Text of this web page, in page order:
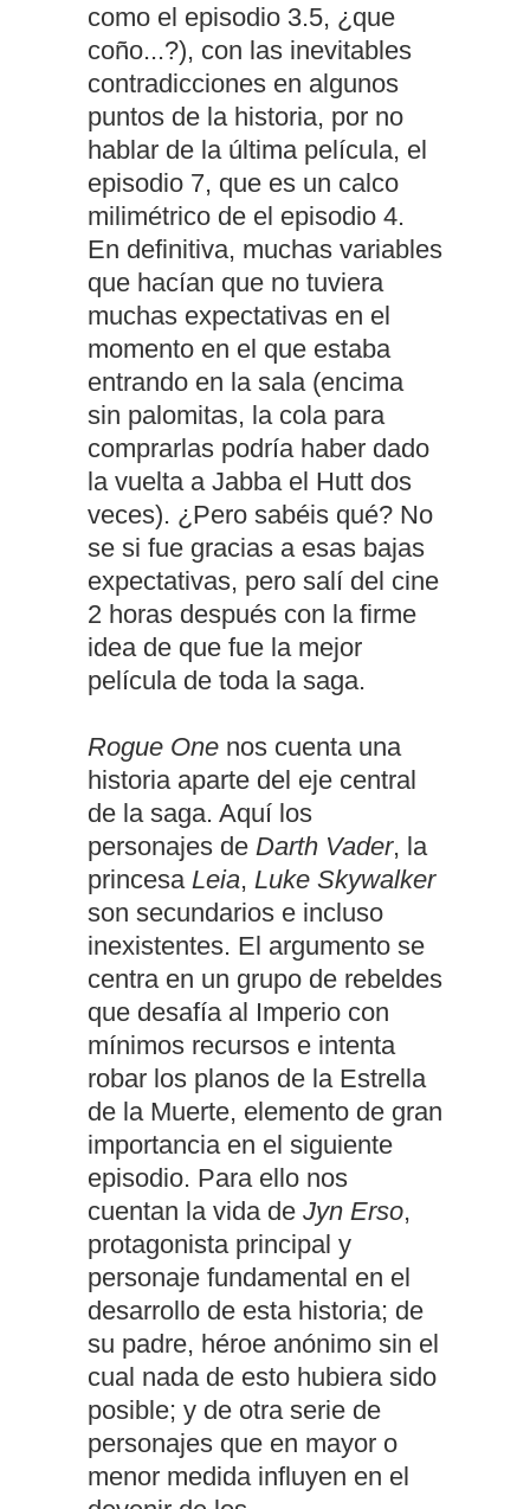
como el episodio 3.5, ¿que
coño...?), con las inevitables
contradicciones en algunos
puntos de la historia, por no
hablar de la última película, el
episodio 7, que es un calco
milimétrico de el episodio 4.
En definitiva, muchas variables
que hacían que no tuviera
muchas expectativas en el
momento en el que estaba
entrando en la sala (encima
sin palomitas, la cola para
comprarlas podría haber dado
la vuelta a Jabba el Hutt dos
veces). ¿Pero sabéis qué? No
se si fue gracias a esas bajas
expectativas, pero salí del cine
2 horas después con la firme
idea de que fue la mejor
película de toda la saga.
Rogue One nos cuenta una
historia aparte del eje central
de la saga. Aquí los
personajes de Darth Vader, la
princesa Leia, Luke Skywalker
son secundarios e incluso
inexistentes. El argumento se
centra en un grupo de rebeldes
que desafía al Imperio con
mínimos recursos e intenta
robar los planos de la Estrella
de la Muerte, elemento de gran
importancia en el siguiente
episodio. Para ello nos
cuentan la vida de Jyn Erso,
protagonista principal y
personaje fundamental en el
desarrollo de esta historia; de
su padre, héroe anónimo sin el
cual nada de esto hubiera sido
posible; y de otra serie de
personajes que en mayor o
menor medida influyen en el